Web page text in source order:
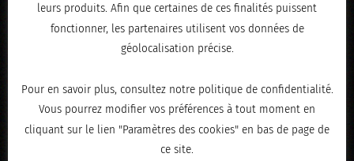
« PRÉCÉDENT
leurs produits. Afin que certaines de ces finalités puissent
fonctionner, les partenaires utilisent vos données de
géolocalisation précise.
Pour en savoir plus, consultez notre politique de confidentialité.
Vous pourrez modifier vos préférences à tout moment en
cliquant sur le lien "Paramètres des cookies" en bas de page de
ce site.